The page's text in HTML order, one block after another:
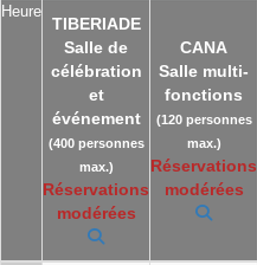
Heure
TIBERIADE
Salle de
célébration
et
événement
(400 personnes
max.)
Réservations
modérées
CANA
Salle multi-
fonctions
(120 personnes
max.)
Réservations
modérées